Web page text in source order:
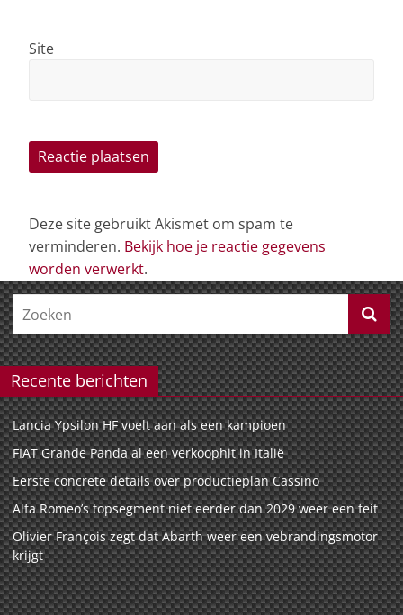
Site
Deze site gebruikt Akismet om spam te
verminderen. Bekijk hoe je reactie gegevens
worden verwerkt.
Recente berichten
Lancia Ypsilon HF voelt aan als een kampioen
FIAT Grande Panda al een verkoophit in Italië
Eerste concrete details over productieplan Cassino
Alfa Romeo’s topsegment niet eerder dan 2029 weer een feit
Olivier François zegt dat Abarth weer een vebrandingsmotor
krijgt